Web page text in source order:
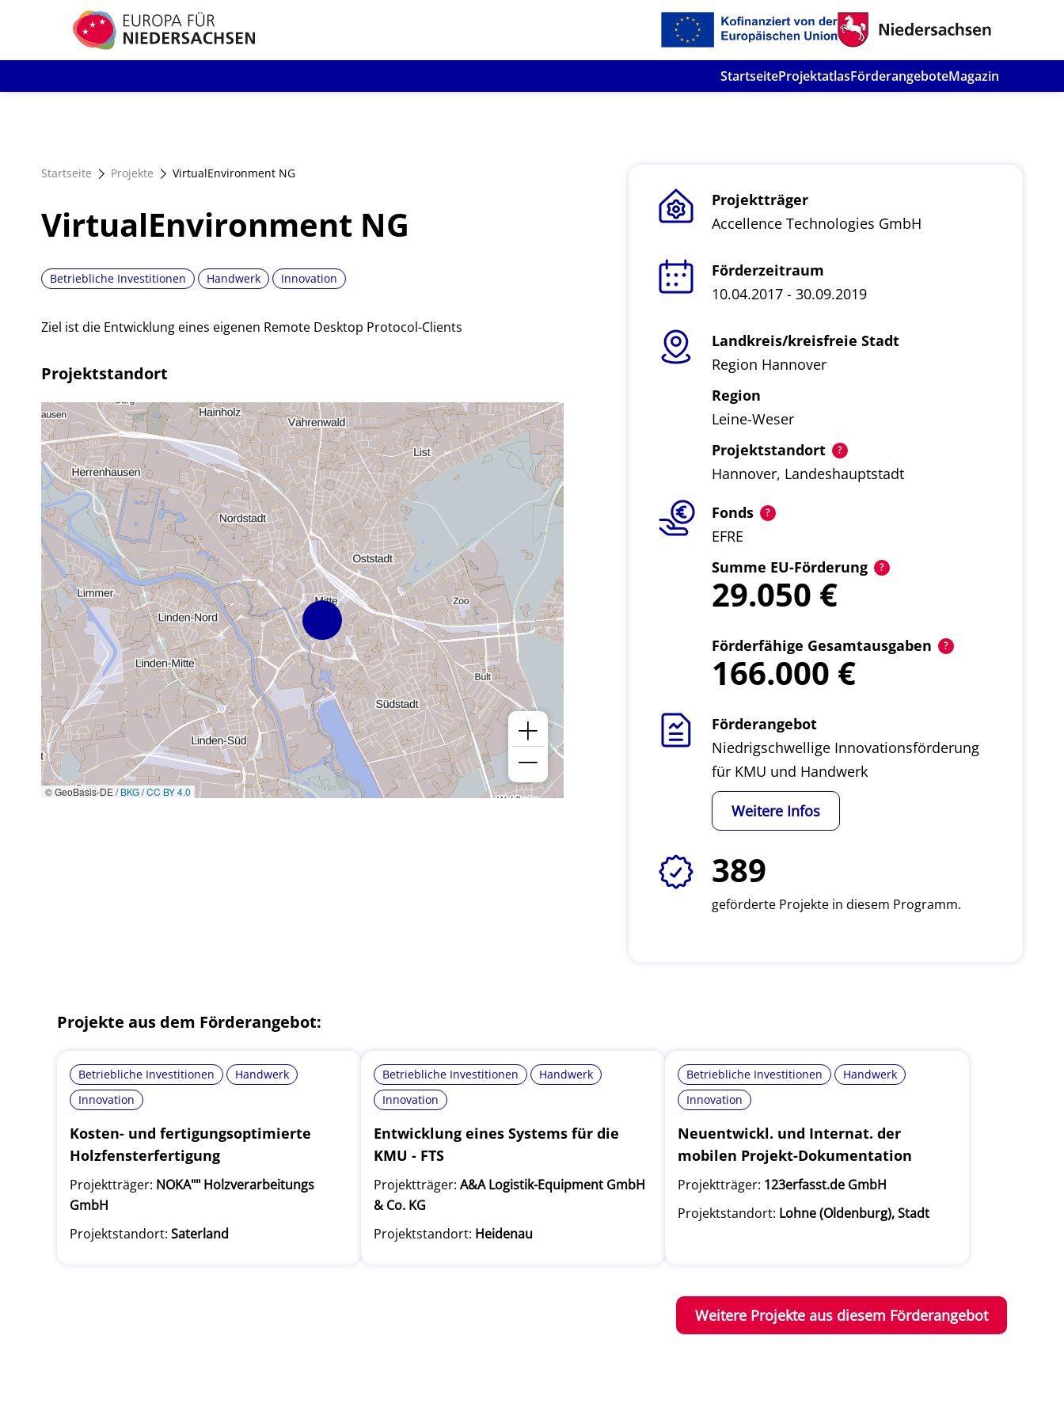
StartseiteProjektatlasFörderangeboteMagazin
Startseite Projekte VirtualEnvironment NG
VirtualEnvironment NG
Betriebliche Investitionen Handwerk Innovation
Ziel ist die Entwicklung eines eigenen Remote Desktop Protocol-Clients
Projektstandort
© GeoBasis-DE /BKG/CC BY 4.0
Projektträger
Accellence Technologies GmbH
Förderzeitraum
10.04.2017 - 30.09.2019
Landkreis/kreisfreie Stadt
Region Hannover
Region
Leine-Weser
Projektstandort
Hannover, Landeshauptstadt
Fonds
EFRE
Summe EU-Förderung
29.050
Förderfähige Gesamtausgaben
166.000
Förderangebot
Niedrigschwellige Innovationsförderung
für KMU und Handwerk
Weitere Infos
389
geförderte Projekte in diesem Programm.
Projekte aus dem Förderangebot:
Betriebliche Investitionen
Handwerk
Innovation
Kosten- und fertigungsoptimierte
Holzfensterfertigung
Projektträger: NOKA"" Holzverarbeitungs
GmbH
Projektstandort: Saterland
Betriebliche Investitionen
Handwerk
Innovation
Entwicklung eines Systems für die
KMU - FTS
Projektträger: A&A Logistik-Equipment GmbH
& Co. KG
Projektstandort: Heidenau
Betriebliche Investitionen
Handwerk
Innovation
Neuentwickl. und Internat. der
mobilen Projekt-Dokumentation
Projektträger: 123erfasst.de GmbH
Projektstandort: Lohne (Oldenburg), Stadt
Weitere Projekte aus diesem Förderangebot